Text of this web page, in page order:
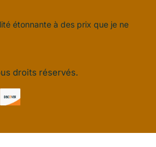
étonnante à des prix que je ne
droits réservés.